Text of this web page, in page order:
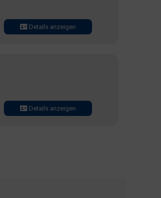
Details anzeigen
Details anzeigen